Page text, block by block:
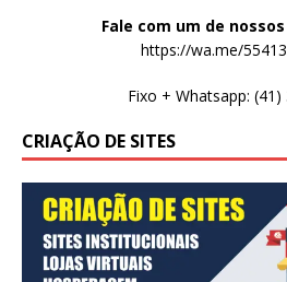
Fale com um de
https://wa.me/
Fixo + Whatsapp: (41)
CRIAÇÃO DE SITES